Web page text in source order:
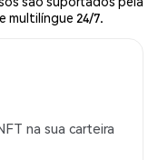
multilíngue 24/7.
na sua carteira